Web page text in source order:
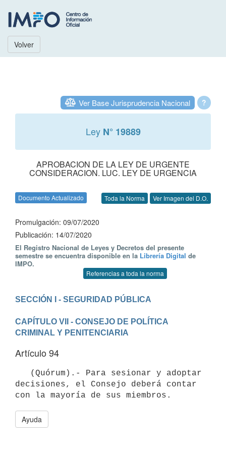
Volver
?
Ver Base Jurisprudencia Nacional
Ley N° 19889
APROBACION DE LA LEY DE URGENTE
CONSIDERACION. LUC. LEY DE URGENCIA
Documento Actualizado Toda la Norma Ver Imagen del D.O.
Promulgación: 09/07/2020
Publicación: 14/07/2020
El Registro Nacional de Leyes y Decretos del presente
semestre se encuentra disponible en la Librería Digital de
IMPO.
Referencias a toda la norma
CAPÍTULO VII - CONSEJO DE POLÍTICA
CRIMINAL Y PENITENCIARIA
Artículo 94
decisiones, el Consejo deberá contar
con la mayoría de sus miembros.
Ayuda